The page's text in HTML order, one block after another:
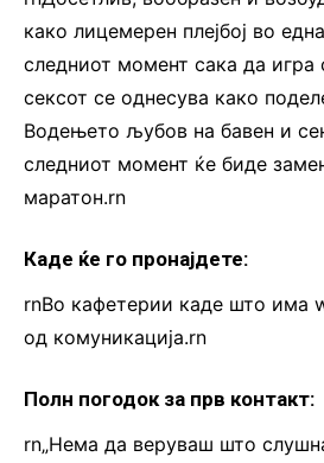
како лицемерен плејбој во
следниот момент сака да
сексот се однесува како
Водењето љубов на бавен и
следниот момент ќе биде
маратон.rn
Каде ќе го пронајдете:
rnВо кафетерии каде што има
од комуникација.rn
Полн погодок за прв контакт:
rn„Нема да веруваш што